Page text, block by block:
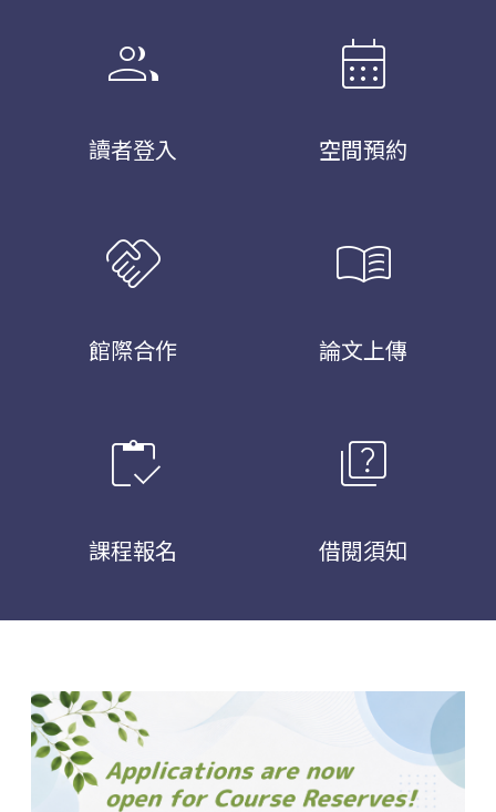
group
讀者登入
calendar_month
空間預約
handshake
館際合作
menu_book
論文上傳
inventory
課程報名
quiz
借閱須知